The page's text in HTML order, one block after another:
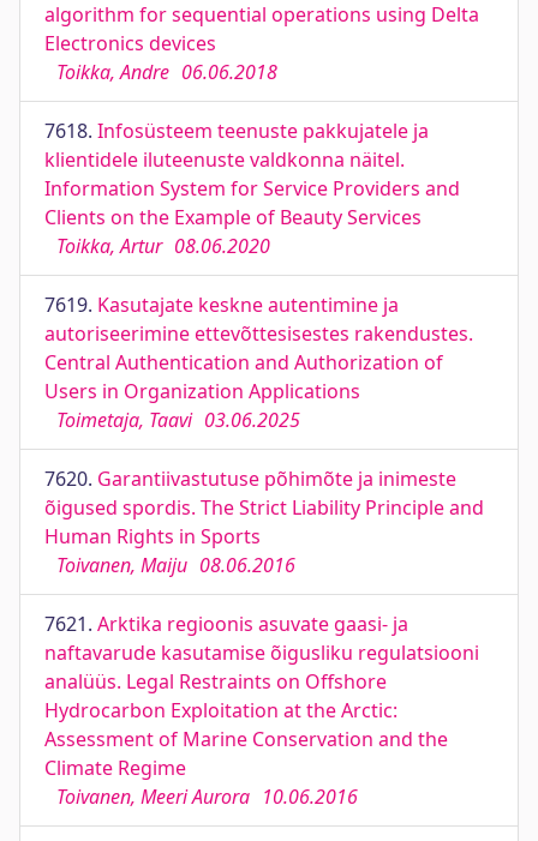
algorithm for sequential operations using Delta
Electronics devices
Toikka, Andre 06.06.2018
7618. Infosüsteem teenuste pakkujatele ja
klientidele iluteenuste valdkonna näitel.
Information System for Service Providers and
Clients on the Example of Beauty Services
Toikka, Artur 08.06.2020
7619. Kasutajate keskne autentimine ja
autoriseerimine ettevõttesisestes rakendustes.
Central Authentication and Authorization of
Users in Organization Applications
Toimetaja, Taavi 03.06.2025
7620. Garantiivastutuse põhimõte ja inimeste
õigused spordis. The Strict Liability Principle and
Human Rights in Sports
Toivanen, Maiju 08.06.2016
7621. Arktika regioonis asuvate gaasi- ja
naftavarude kasutamise õigusliku regulatsiooni
analüüs. Legal Restraints on Offshore
Hydrocarbon Exploitation at the Arctic:
Assessment of Marine Conservation and the
Climate Regime
Toivanen, Meeri Aurora 10.06.2016